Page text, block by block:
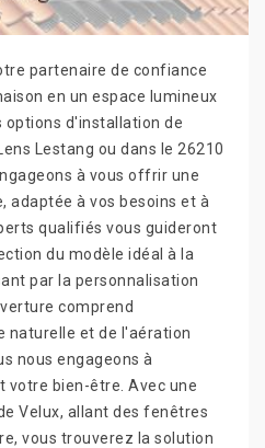
partenaire de confiance
en un espace lumineux
options d'installation de
Lestang ou dans le 26210
à vous offrir une
adaptée à vos besoins et à
qualifiés vous guideront
du modèle idéal à la
par la personnalisation
comprend
naturelle et de l'aération
nous engageons à
bien-être. Avec une
Velux, allant des fenêtres
vous trouverez la solution